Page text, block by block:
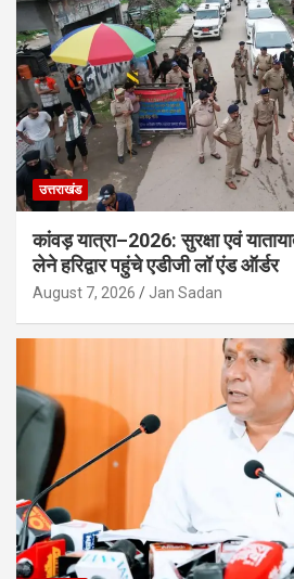
उत्तराखंड
कांवड़ यात्रा–2026: सुरक्षा एवं
लेने हरिद्वार पहुंचे एडीजी लॉ एंड ऑर्डर
August 7, 2026 Jan Sadan